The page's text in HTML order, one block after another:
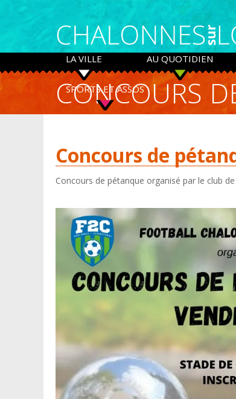
Panneau de gestion des cookies
LA VILLE AU QUOTIDIEN
SPORTS ET ASSOS
CONCOURS
Concours de
Concours de pétanque organisé par le club